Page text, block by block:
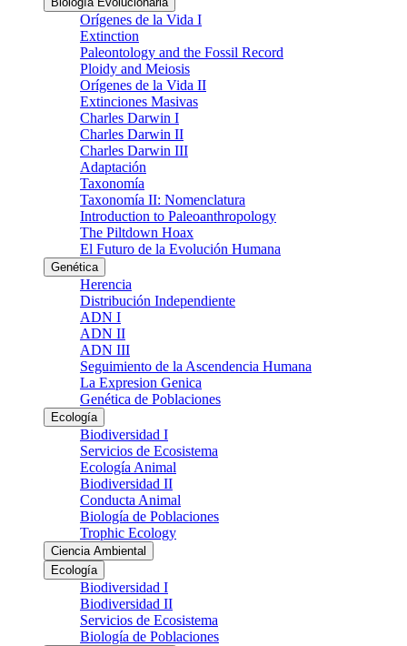
Orígenes de la Vida I
Extinction
Paleontology and the Fossil Record
Ploidy and Meiosis
Orígenes de la Vida II
Extinciones Masivas
Charles Darwin I
Charles Darwin II
Charles Darwin III
Adaptación
Taxonomía
Taxonomía II: Nomenclatura
Introduction to Paleoanthropology
The Piltdown Hoax
El Futuro de la Evolución Humana
Genética
Herencia
Distribución Independiente
ADN I
ADN II
ADN III
Seguimiento de la Ascendencia Humana
La Expresion Genica
Genética de Poblaciones
Ecología
Biodiversidad I
Servicios de Ecosistema
Ecología Animal
Biodiversidad II
Conducta Animal
Biología de Poblaciones
Trophic Ecology
Ciencia Ambiental
Ecología
Biodiversidad I
Biodiversidad II
Servicios de Ecosistema
Biología de Poblaciones